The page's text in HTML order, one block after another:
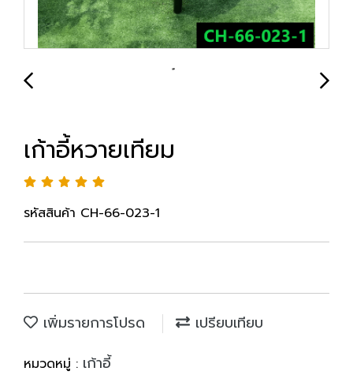
เก้าอี้หวายเทียม
รหัสสินค้า CH-66-023-1
เพิ่มรายการโปรด เปรียบเทียบ
หมวดหมู่ : เก้าอี้